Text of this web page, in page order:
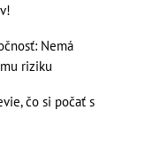
Nemá
riziku
čo si počať s